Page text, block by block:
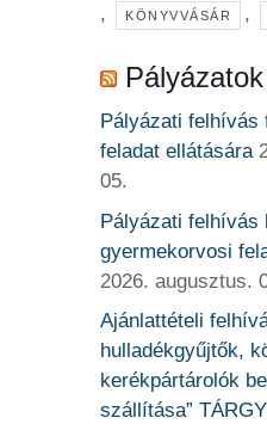
, KÖNYVVÁSÁR ,
Pályázatok
Pályázati felhívás
feladat ellátására
05.
Pályázati felhívás
gyermekorvosi
2026. augusztus.
Ajánlattételi
hulladékgyűjtők,
kerékpártárolók
szállítása”